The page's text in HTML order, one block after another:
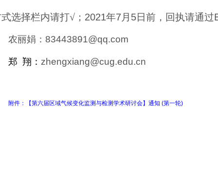
选择栏内请打√； 2021年7 月 5日前，回执请通过
农丽娟：83443891@qq.com
郑 翔： zhengxiang@cug.edu.cn
附件：【第六届区域气候变化监测与检测学术研讨会】通知 (第一轮)